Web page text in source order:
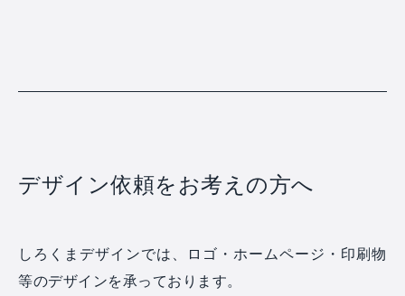
デザイン依頼をお考えの方へ
しろくまデザインでは、ロゴ・ホームページ・印刷物
等のデザインを承っております。